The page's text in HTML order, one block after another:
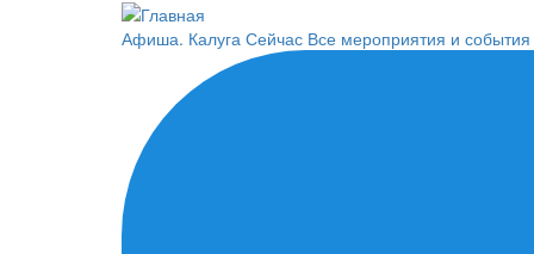
Афиша. Калуга Сейчас Все мероприятия и события